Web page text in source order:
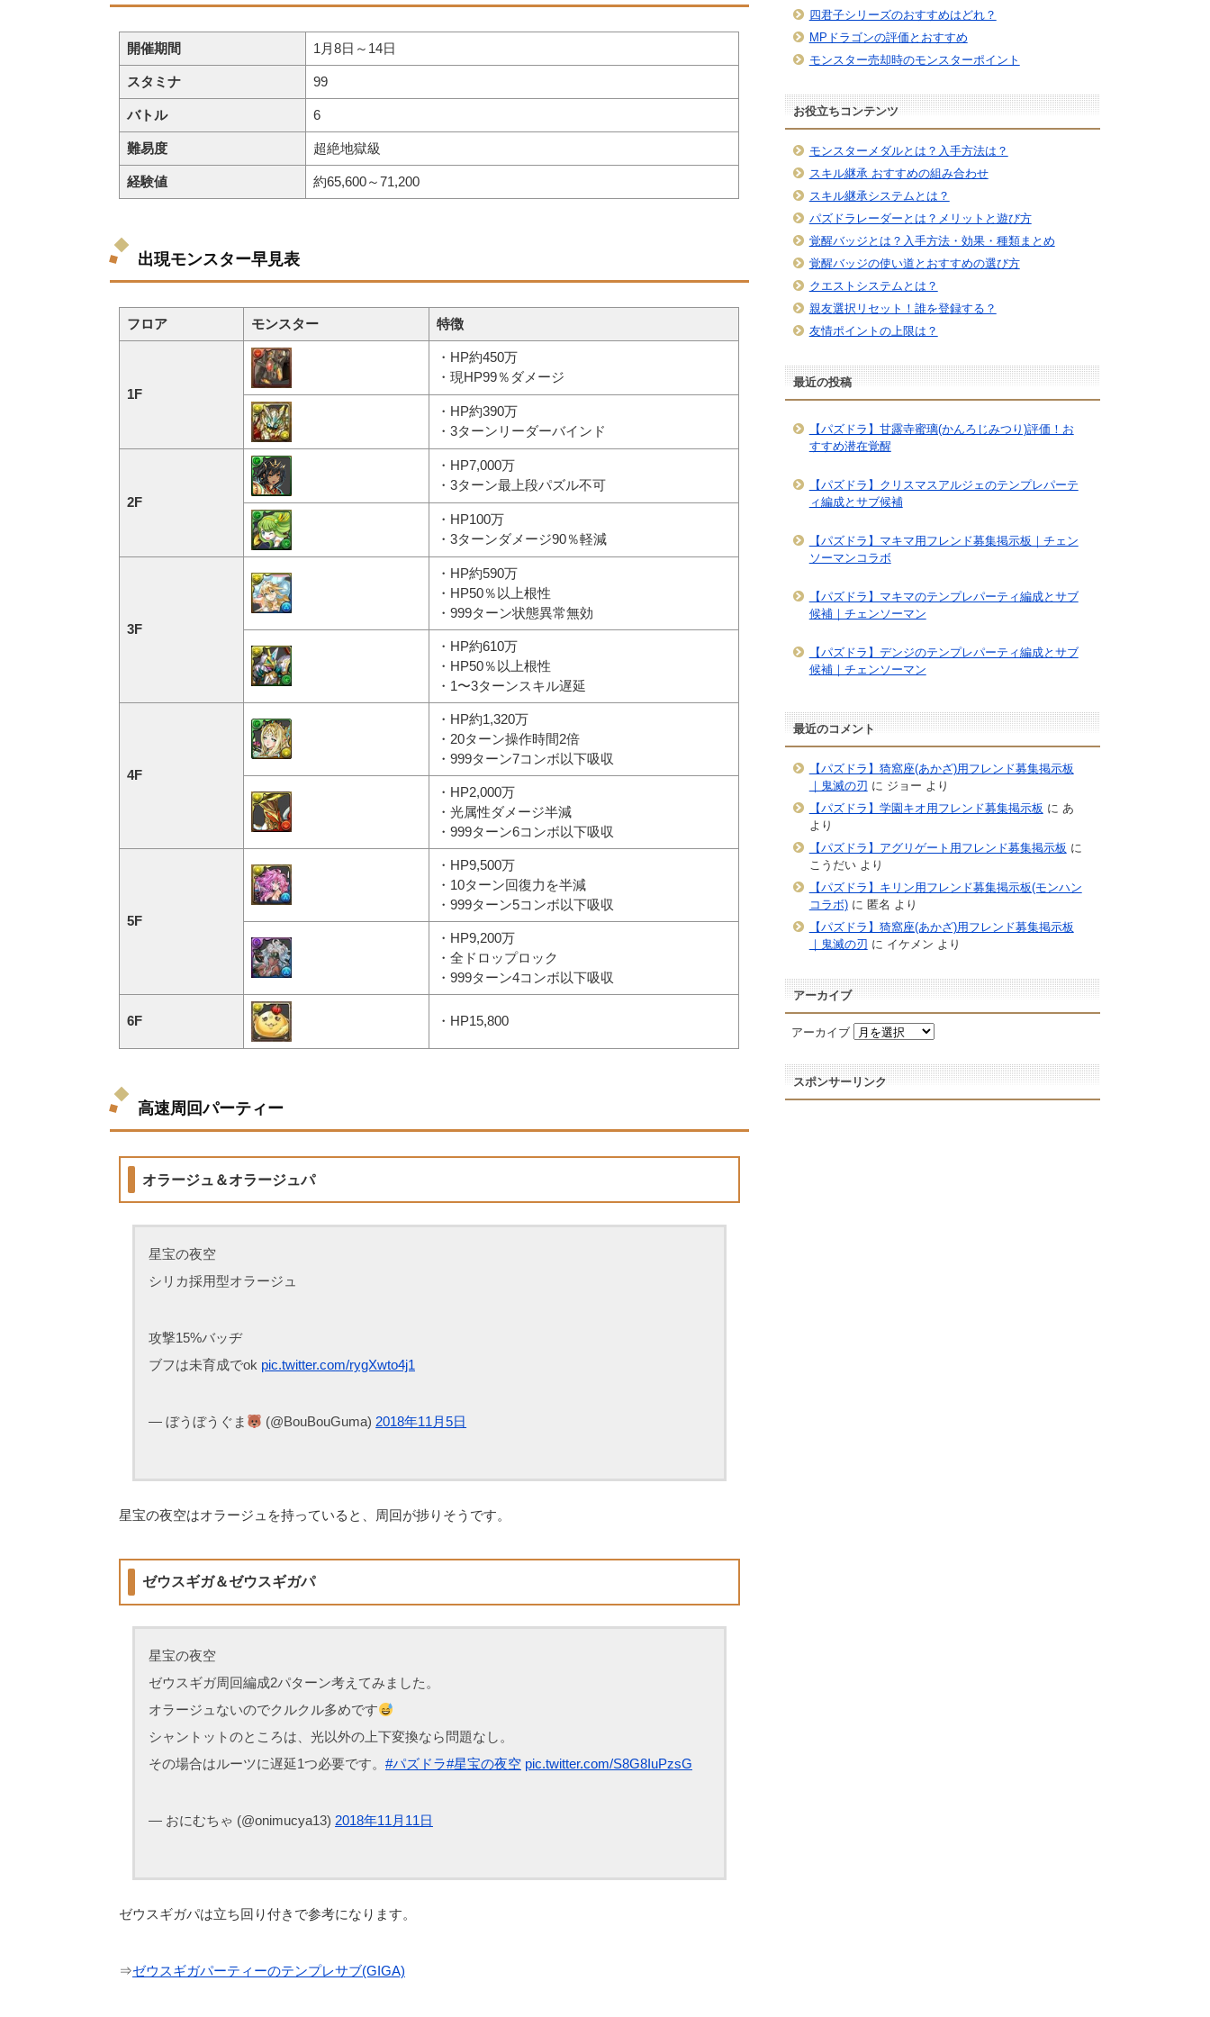
開催期間 1月8日～14日
スタミナ 99
バトル 6
難易度 超絶地獄級
経験値 約65,600～71,200
出現モンスター早見表
フロア モンスター 特徴
1F
・HP約450万
・現HP99％ダメージ
・HP約390万
・3ターンリーダーバインド
2F
・HP7,000万
・3ターン最上段パズル不可
・HP100万
・3ターンダメージ90％軽減
3F
・HP約590万
・HP50％以上根性
・999ターン状態異常無効
・HP約610万
・HP50％以上根性
・1〜3ターンスキル遅延
4F
・HP約1,320万
・20ターン操作時間2倍
・999ターン7コンボ以下吸収
・HP2,000万
・光属性ダメージ半減
・999ターン6コンボ以下吸収
5F
・HP9,500万
・10ターン回復力を半減
・999ターン5コンボ以下吸収
・HP9,200万
・全ドロップロック
・999ターン4コンボ以下吸収
6F ・HP15,800
高速周回パーティー
オラージュ＆オラージュパ
星宝の夜空
シリカ採用型オラージュ
攻撃15%バッヂ
ブフは未育成でok pic.twitter.com/rygXwto4j1
— ぼうぼうぐま (@BouBouGuma) 2018年11月5日
星宝の夜空はオラージュを持っていると、周回が捗りそうです。
ゼウスギガ＆ゼウスギガパ
星宝の夜空
ゼウスギガ周回編成2パターン考えてみました。
オラージュないのでクルクル多めです
シャントットのところは、光以外の上下変換なら問題なし。
その場合はルーツに遅延1つ必要です。 #パズドラ#星宝の夜空 pic.twitter.com/S8G8IuPzsG
— おにむちゃ (@onimucya13) 2018年11月11日
ゼウスギガパは立ち回り付きで参考になります。
⇒ゼウスギガパーティーのテンプレサブ(GIGA)
四君子シリーズのおすすめはどれ？
MPドラゴンの評価とおすすめ
モンスター売却時のモンスターポイント
お役立ちコンテンツ
モンスターメダルとは？入手方法は？
スキル継承 おすすめの組み合わせ
スキル継承システムとは？
パズドラレーダーとは？メリットと遊び方
覚醒バッジとは？入手方法・効果・種類まとめ
覚醒バッジの使い道とおすすめの選び方
クエストシステムとは？
親友選択リセット！誰を登録する？
友情ポイントの上限は？
最近の投稿
【パズドラ】甘露寺蜜璃(かんろじみつり)評価！お
すすめ潜在覚醒
【パズドラ】クリスマスアルジェのテンプレパーテ
ィ編成とサブ候補
【パズドラ】マキマ用フレンド募集掲示板｜チェン
ソーマンコラボ
【パズドラ】マキマのテンプレパーティ編成とサブ
候補｜チェンソーマン
【パズドラ】デンジのテンプレパーティ編成とサブ
候補｜チェンソーマン
最近のコメント
【パズドラ】猗窩座(あかざ)用フレンド募集掲示板
｜鬼滅の刃 に ジョー より
【パズドラ】学園キオ用フレンド募集掲示板 に あ
より
【パズドラ】アグリゲート用フレンド募集掲示板 に
こうだいより
【パズドラ】キリン用フレンド募集掲示板(モンハン
コラボ)に 匿名 より
【パズドラ】猗窩座(あかざ)用フレンド募集掲示板
｜鬼滅の刃 に イケメン より
アーカイブ
アーカイブ
スポンサーリンク